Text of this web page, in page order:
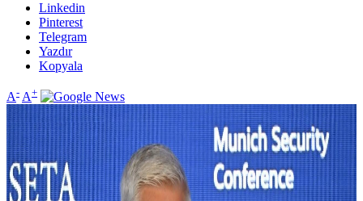
Linkedin
Pinterest
Telegram
Yazdır
Kopyala
A- A+